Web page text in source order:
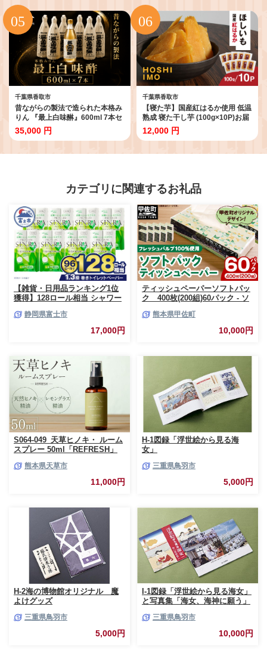
当地グルメ 大賞 おつまみ おかず
お取り寄せグルメ ぎょうざ てば
さき てばさきぎょうざ てばぎょ
うざ てば 惣菜 お惣菜 食品 加工食
品 加工品 受賞 STS001_X1
ース ペットボトル 国産 飲みきり
サイズ ペットボトル飲料 箱 常備
常温 備蓄 防災 まとめ買い 飲料 ソ
フトドリンク 送料無料 ITE004
千葉県香取市
昔ながらの製法で造られた本格み
りん 『最上白味醂』600ml 7本セ
ット 馬場本店酒造 / みりん 味醂
ミリン 調味料 本みりん 白味醂 高
600ｍｌ 7本 セット おすすめ お取
35,000 円
千葉県香取市
【寝た芋】国産紅はるか使用 低温
熟成 寝た干し芋 (100g×10P)お届
け! / / 紅はるか 国産 芋 サツマイモ
さつまいも さつま芋 干し芋 ほし
農園 香取市 SBN002
12,000 円
カテゴリに関連するお礼品
【雑貨・日用品ランキング1位
獲得】128ロール相当 シャワー
ー ダブル プレミアムシンラ 96
ロール (12R×8パック) 配達時間
指定可能 1.3倍巻き トイレット
ーパー 人気 おすすめ [sf001-
012]
静岡県富士市
17,000円
ティッシュペーパーソフトパッ
ク 400枚(200組)60パック - ソ
ー 生活用品 雑貨 日用品 必需品
紙 常備品 まとめ買い 備蓄 防災
ストック 熊本県 甲佐町【ZC】
熊本県甲佐町
10,000円
S064-049_天草ヒノキ・ ルーム
スプレー 50ml「REFRESH」
熊本県天草市
11,000円
H-1図録「浮世絵から見る海
女」
三重県鳥羽市
5,000円
H-2海の博物館オリジナル 魔
よけグッズ
三重県鳥羽市
5,000円
I-1図録「浮世絵から見る海女」
と写真集「海女、海神に願う」
三重県鳥羽市
10,000円